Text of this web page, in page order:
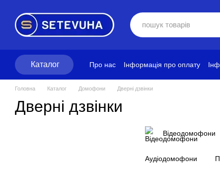
Каталог Про нас Інформація про оплату
Головна Каталог Домофони Дверні дзвінки
Дверні дзвінки
Відеодомофони
Аудіодомофони